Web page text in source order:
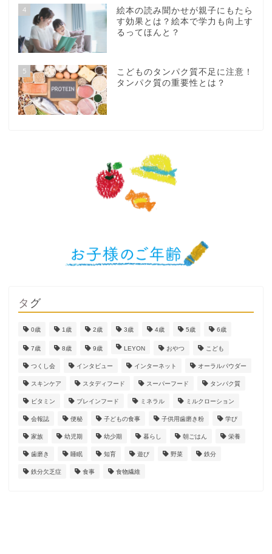
4
絵本の読み聞かせが親子にもたら
す効果とは？絵本で学力も向上す
るってほんと？
5
こどものタンパク質不足に注意！
タンパク質の重要性とは？
タグ
0歳 1歳 2歳 3歳 4歳 5歳 6歳
7歳 8歳 9歳 LEYON おやつ こども
つくし会 インタビュー インターネット オーラルパウダー
スキンケア スタディフード スーパーフード タンパク質
ビタミン ブレインフード ミネラル ミルクローション
会報誌 便秘 子どもの食事 子供用歯磨き粉 学び
家族 幼児期 幼少期 暮らし 朝ごはん 栄養
歯磨き 睡眠 知育 遊び 野菜 鉄分
鉄分欠乏症 食事 食物繊維